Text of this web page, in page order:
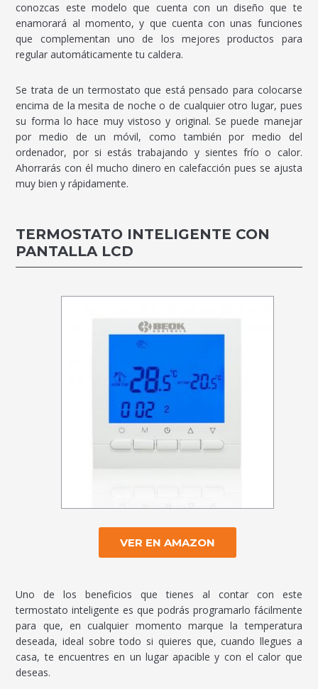
conozcas este modelo que cuenta con un diseño que te
enamorará al momento, y que cuenta con unas funciones
que complementan uno de los mejores productos para
regular automáticamente tu caldera.
Se trata de un termostato que está pensado para colocarse
encima de la mesita de noche o de cualquier otro lugar, pues
su forma lo hace muy vistoso y original. Se puede manejar
por medio de un móvil, como también por medio del
ordenador, por si estás trabajando y sientes frío o calor.
Ahorrarás con él mucho dinero en calefacción pues se ajusta
muy bien y rápidamente.
TERMOSTATO INTELIGENTE CON
PANTALLA LCD
VER EN AMAZON
Uno de los beneficios que tienes al contar con este
termostato inteligente es que podrás programarlo fácilmente
para que, en cualquier momento marque la temperatura
deseada, ideal sobre todo si quieres que, cuando llegues a
casa, te encuentres en un lugar apacible y con el calor que
deseas.